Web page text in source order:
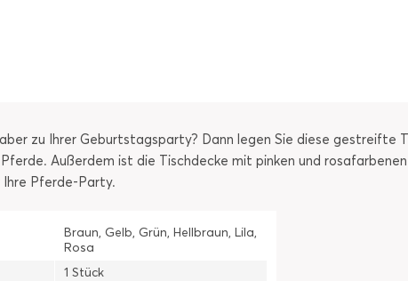
zu Ihrer Geburtstagsparty? Dann legen Sie diese gestreifte
Außerdem ist die Tischdecke mit pinken und
Ihre Pferde-Party.
Braun, Gelb, Grün, Hellbraun, Lila,
Rosa
1 Stück